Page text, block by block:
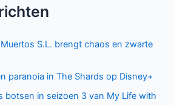
S.L. brengt chaos en zwarte
paranoia in The Shards op Disney+
botsen in seizoen 3 van My Life with